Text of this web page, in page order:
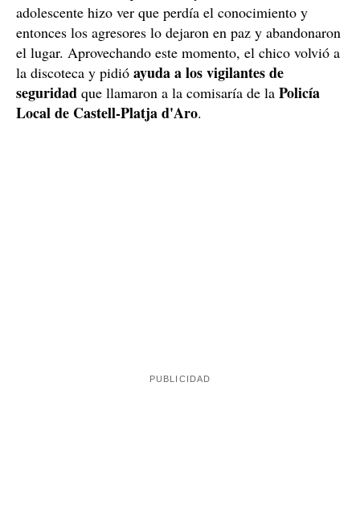
adolescente hizo ver que perdía el conocimiento y
entonces los agresores lo dejaron en paz y abandonaron
el lugar. Aprovechando este momento, el chico volvió a
la discoteca y pidió ayuda a los vigilantes de
seguridad que llamaron a la comisaría de la Policía
Local de Castell-Platja d'Aro.